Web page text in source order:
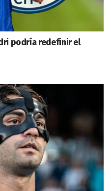
podría redefinir el